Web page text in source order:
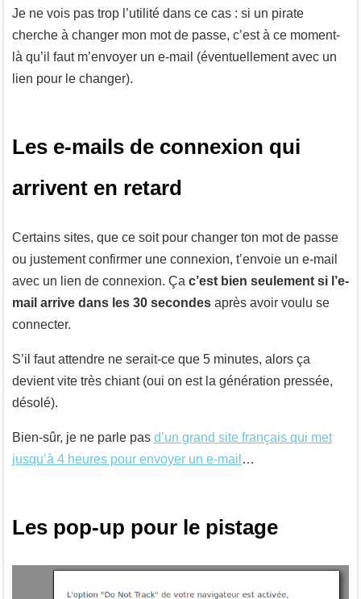
Je ne vois pas trop l’utilité dans ce cas : si un pirate
cherche à changer mon mot de passe, c’est à ce moment-
là qu’il faut m’envoyer un e-mail (éventuellement avec un
lien pour le changer).
Les e-mails de connexion qui
arrivent en retard
Certains sites, que ce soit pour changer ton mot de passe
ou justement confirmer une connexion, t’envoie un e-mail
avec un lien de connexion. Ça c’est bien seulement si l’e-
mail arrive dans les 30 secondes après avoir voulu se
connecter.
S’il faut attendre ne serait-ce que 5 minutes, alors ça
devient vite très chiant (oui on est la génération pressée,
désolé).
Bien-sûr, je ne parle pas d’un grand site français qui met
jusqu’à 4 heures pour envoyer un e-mail …
Les pop-up pour le pistage